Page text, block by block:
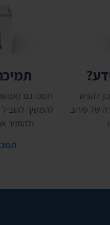
להגיש
של סירוב
להמשיך
ולהחזיר